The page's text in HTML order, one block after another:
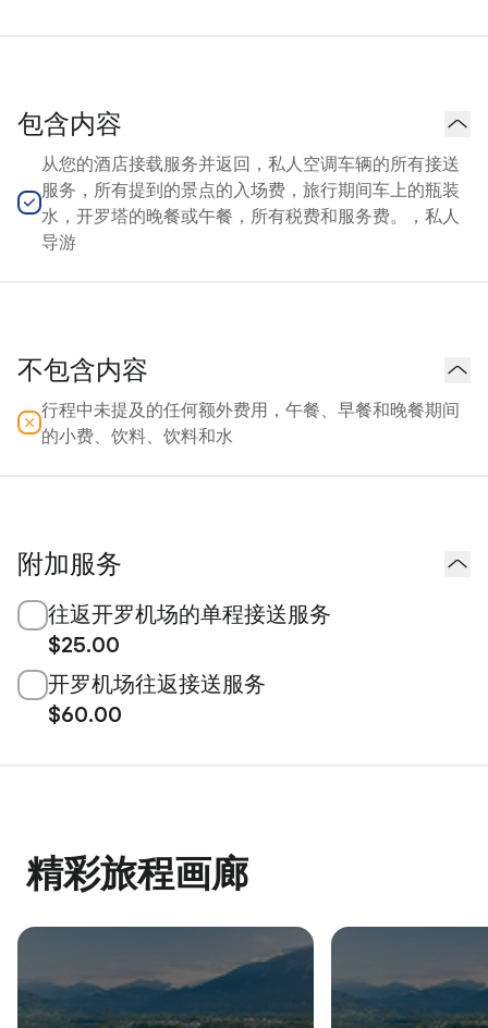
包含内容
从您的酒店接载服务并返回，私人空调车辆的所有接送
服务，所有提到的景点的入场费，旅行期间车上的瓶装
水，开罗塔的晚餐或午餐，所有税费和服务费。，私人
导游
不包含内容
行程中未提及的任何额外费用，午餐、早餐和晚餐期间
的小费、饮料、饮料和水
附加服务
往返开罗机场的单程接送服务
$25.00
开罗机场往返接送服务
$60.00
精彩旅程画廊